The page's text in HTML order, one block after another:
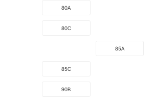
80A
80C
85A
85C
90B